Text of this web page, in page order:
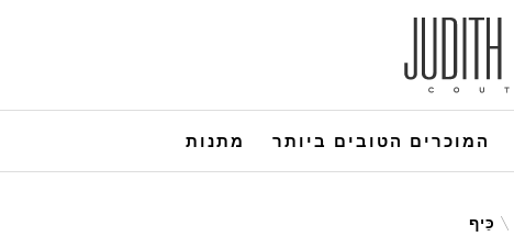
המוכרים הטובים ביותר מתנות
כֵּיף